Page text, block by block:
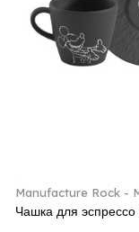
Manufacture Rock -
Чашка для